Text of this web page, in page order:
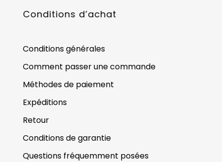
Conditions d’achat
Conditions générales
Comment passer une commande
Méthodes de paiement
Expéditions
Retour
Conditions de garantie
Questions fréquemment posées